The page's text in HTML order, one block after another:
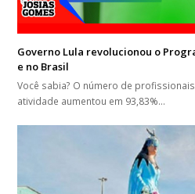
Governo Lula revolucionou o
e no Brasil
Você sabia? O número de
atividade aumentou em 93,83%…